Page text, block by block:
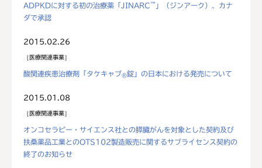
ADPKDに対する初の治療薬「JINARC™ 」（ジンアーク）、カナ
ダで承認
2015.02.26
医療関連事業
酸関連疾患治療剤「タケキャブ®錠」の日本における発売について
2015.01.08
医療関連事業
オンコセラピー・サイエンス社との膵臓がんを対象とした契約及び
扶桑薬品工業とのOTS102製造販売に関するサブライセンス契約の
終了のお知らせ